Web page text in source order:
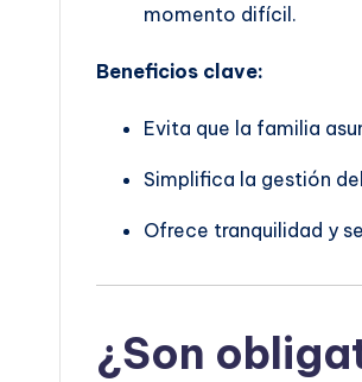
momento difícil.
Beneficios clave:
Evita que la familia
Simplifica la gestión
Ofrece tranquilidad y
¿Son